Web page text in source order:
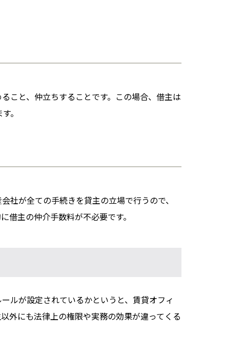
こと、仲立ちすることです。この場合、借主は
。
社が全ての手続きを貸主の立場で行うので、
借主の仲介手数料が不必要です。
ルが設定されているかというと、賃貸オフィ
外にも法律上の権限や実務の効果が違ってくる